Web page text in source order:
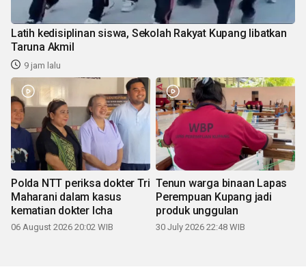
Latih kedisiplinan siswa, Sekolah Rakyat Kupang libatkan
Taruna Akmil
9 jam lalu
Polda NTT periksa dokter Tri
Maharani dalam kasus
kematian dokter Icha
06 August 2026 20:02 WIB
Tenun warga binaan Lapas
Perempuan Kupang jadi
produk unggulan
30 July 2026 22:48 WIB